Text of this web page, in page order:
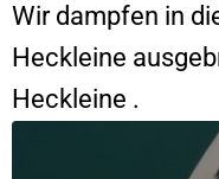
Wir dampfen in
Heckleine
Heckleine .